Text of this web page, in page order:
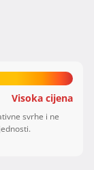
Visoka cijena
svrhe i ne